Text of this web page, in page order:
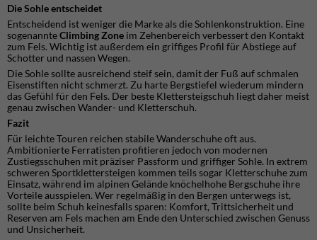
Die Sohle entscheidet
Entscheidend ist weniger die Marke als die Sohlenkonstruktion. Eine
sogenannteClimbing Zone im Zehenbereich verbessert den Kontakt
zum Fels. Wichtig ist außerdem ein griffiges Profil für Abstiege auf
Schotter und nassen Wegen.
Die Sohle sollte ausreichend steif sein, damit der Fuß auf schmalen
Eisenstiften nicht schmerzt. Zu harte Bergstiefel wiederum mindern
das Gefühl für den Fels. Der beste Klettersteigschuh liegt daher meist
genau zwischen Wander- und Kletterschuh.
Fazit
Für leichte Touren reichen stabile Wanderschuhe oft aus.
Ambitionierte Ferratisten profitieren jedoch von modernen
Zustiegsschuhen mit präziser Passform und griffiger Sohle. In extrem
schweren Sportklettersteigen kommen teils sogar Kletterschuhe zum
Einsatz, während im alpinen Gelände knöchelhohe Bergschuhe ihre
Vorteile ausspielen. Wer regelmäßig in den Bergen unterwegs ist,
sollte beim Schuh keinesfalls sparen: Komfort, Trittsicherheit und
Reserven am Fels machen am Ende den Unterschied zwischen Genuss
und Unsicherheit.